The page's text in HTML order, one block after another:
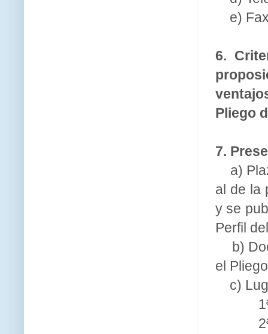
e)
6.
Pliego
7.
a)
al de la
y se
Perfil
b)
el
c)